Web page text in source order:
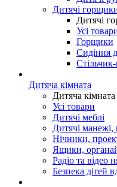
Дитячі
Дитячі
Усі
Горщики
Сидіння
Стільчик-
Дитяча кімната
Дитяча кімната
Усі товари
Дитячі меблі
Дитячі манежі,
Нічники,
Ящики,
Радіо та відео
Безпека дітей